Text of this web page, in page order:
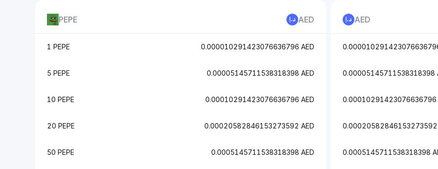
PEPE AED
1 PEPE 0.000010291423076636796 AED
5 PEPE 0.00005145711538318398 AED
10 PEPE 0.00010291423076636796 AED
20 PEPE 0.00020582846153273592 AED
50 PEPE 0.0005145711538318398 AED
AED
0.00005145711538318398
0.00010291423076636796
0.00020582846153273592
0.0005145711538318398